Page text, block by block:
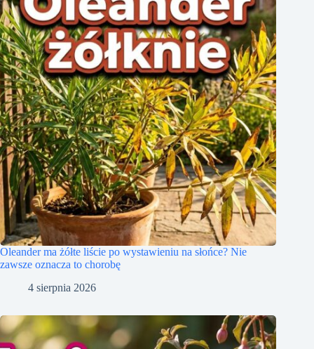
Oleander ma żółte liście po wystawieniu na słońce? Nie
zawsze oznacza to chorobę
4 sierpnia 2026